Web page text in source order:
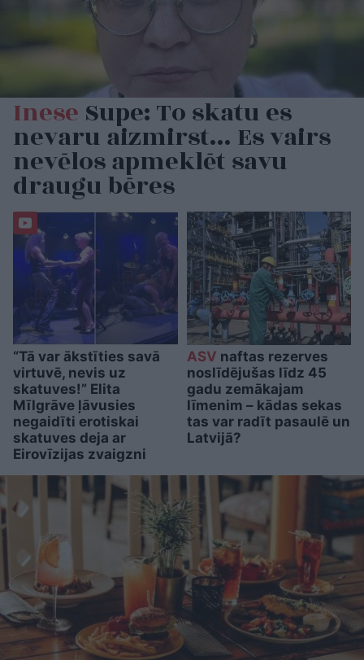
Inese Supe: To skatu es
nevaru aizmirst… Es vairs
nevēlos apmeklēt savu
draugu bēres
“Tā var ākstīties savā
virtuvē, nevis uz
skatuves!” Elita
Mīlgrāve ļāvusies
negaidīti erotiskai
skatuves deja ar
Eirovīzijas zvaigzni
ASV naftas rezerves
noslīdējušas līdz 45
gadu zemākajam
līmenim – kādas sekas
tas var radīt pasaulē un
Latvijā?